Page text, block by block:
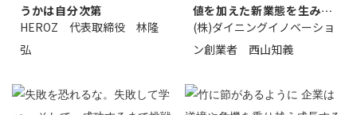
うかは自分次第
HEROZ 代表取締役 林隆
弘
値を加えた新業態を生み出
すこと
(株)ダイニングイノベーショ
ン創業者 西山知義